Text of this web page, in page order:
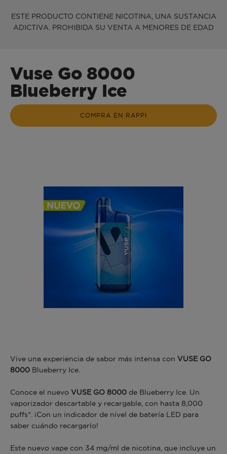
ESTE PRODUCTO CONTIENE NICOTINA, UNA SUSTANCIA
ADICTIVA. PROHIBIDA SU VENTA A MENORES DE EDAD
Vuse Go 8000
Blueberry Ice
Vive una experiencia de sabor más intensa con VUSE GO
8000 Blueberry Ice.
Conoce el nuevo VUSE GO 8000 de Blueberry Ice. Un
vaporizador descartable y recargable, con hasta 8,000
puffs*. ¡Con un indicador de nivel de batería LED para
saber cuándo recargarlo!
Este nuevo vape con 34 mg/ml de nicotina, que incluye un
COMPRA EN RAPPI